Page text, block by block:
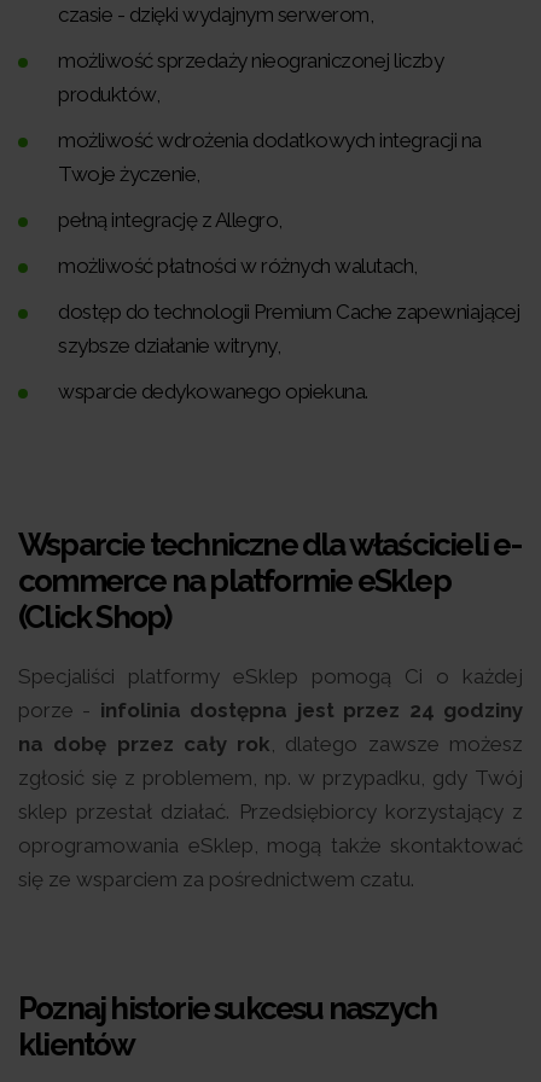
czasie - dzięki wydajnym serwerom,
możliwość sprzedaży nieograniczonej liczby
produktów,
możliwość wdrożenia dodatkowych integracji na
Twoje życzenie,
pełną integrację z Allegro,
możliwość płatności w różnych walutach,
dostęp do technologii Premium Cache zapewniającej
szybsze działanie witryny,
wsparcie dedykowanego opiekuna.
Wsparcie techniczne dla właścicieli e-
commerce na platformie eSklep
(Click Shop)
Specjaliści platformy eSklep pomogą Ci o każdej
porze - infolinia dostępna jest przez 24 godziny
na dobę przez cały rok, dlatego zawsze możesz
zgłosić się z problemem, np. w przypadku, gdy Twój
sklep przestał działać. Przedsiębiorcy korzystający z
oprogramowania eSklep, mogą także skontaktować
się ze wsparciem za pośrednictwem czatu.
Poznaj historie sukcesu naszych
klientów